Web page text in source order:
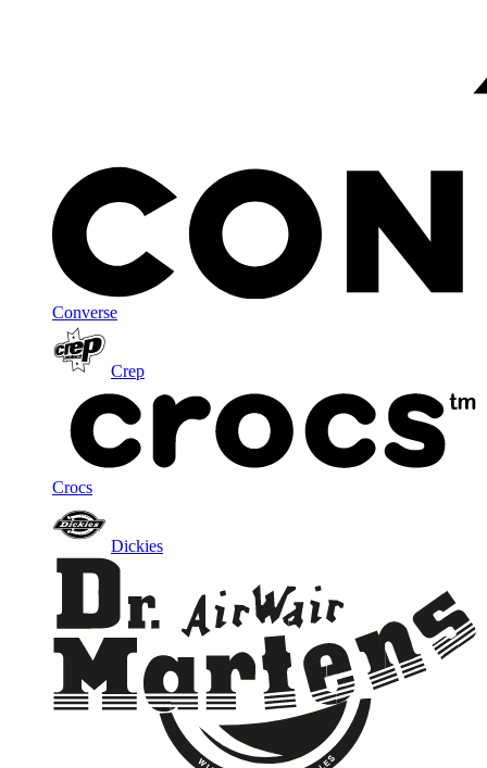
Converse
Crep
Crocs
Dickies